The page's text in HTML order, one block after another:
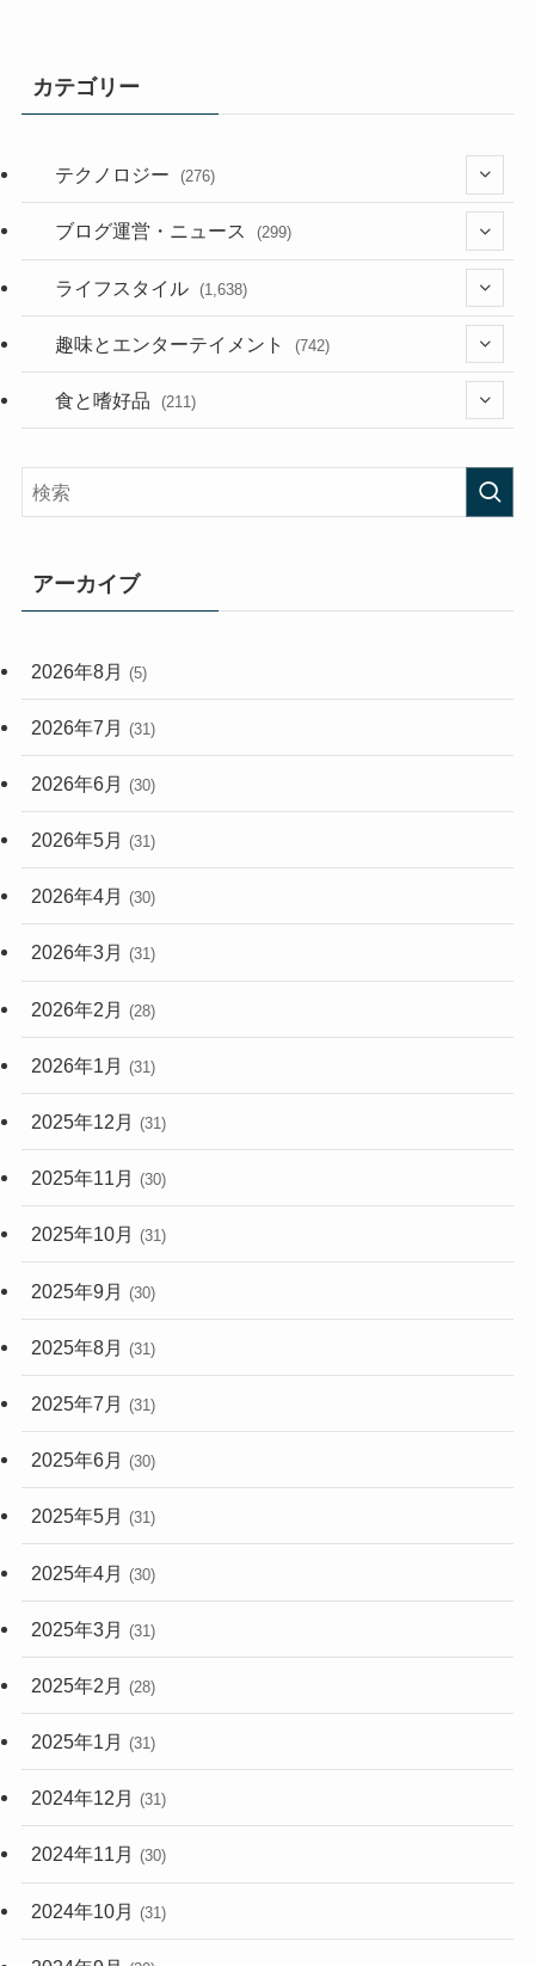
カテゴリー
テクノロジー (276)
(36)
(187)
ブログ運営・ニュース (299)
(118)
(181)
ライフスタイル (1,638)
(394)
(282)
(33)
(248)
趣味とエンターテイメント (742)
(56)
食と嗜好品 (211)
アーカイブ
2026年8月 (5)
2026年7月 (31)
2026年6月 (30)
2026年5月 (31)
2026年4月 (30)
2026年3月 (31)
2026年2月 (28)
2026年1月 (31)
2025年12月 (31)
2025年11月 (30)
2025年10月 (31)
2025年9月 (30)
2025年8月 (31)
2025年7月 (31)
2025年6月 (30)
2025年5月 (31)
2025年4月 (30)
2025年3月 (31)
2025年2月 (28)
2025年1月 (31)
2024年12月 (31)
2024年11月 (30)
2024年10月 (31)